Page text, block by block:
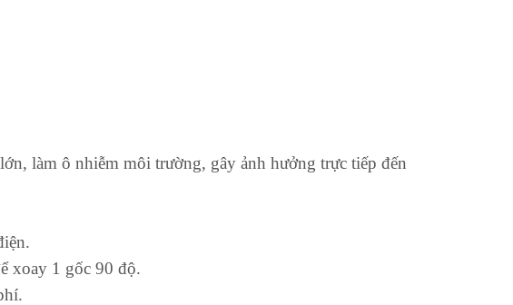
làm ô nhiễm môi trường, gây ảnh hưởng trực tiếp đến
xoay 1 gốc 90 độ.